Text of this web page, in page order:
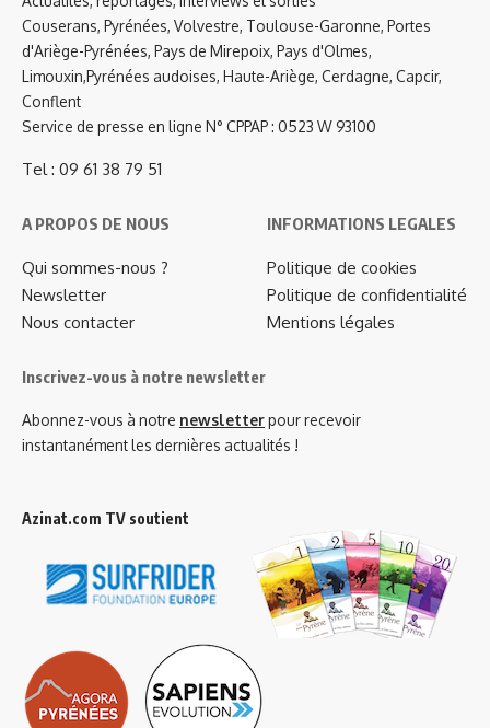
Couserans, Pyrénées, Volvestre, Toulouse-Garonne, Portes
d'Ariège-Pyrénées, Pays de Mirepoix, Pays d'Olmes,
Limouxin,Pyrénées audoises, Haute-Ariège, Cerdagne, Capcir,
Conflent
Service de presse en ligne N° CPPAP : 0523 W 93100
Tel : 09 61 38 79 51
A PROPOS DE NOUS
Qui sommes-nous ?
Newsletter
Nous contacter
INFORMATIONS LEGALES
Politique de cookies
Politique de confidentialité
Mentions légales
Inscrivez-vous à notre newsletter
Abonnez-vous à notre newsletterpour recevoir
instantanément les dernières actualités !
Azinat.com TV soutient